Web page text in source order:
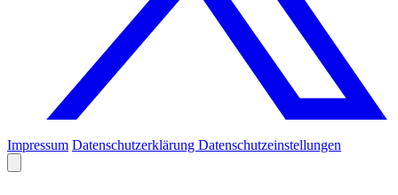
Impressum Datenschutzerklärung Datenschutzeinstellungen